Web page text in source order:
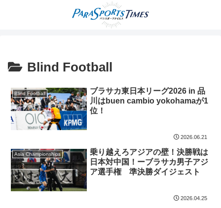
Blind Football
Blind Football
ブラサカ東日本リーグ2026 in 品
川はbuen cambio yokohamaが1
位！
2026.06.21
Asia Championships
乗り越えろアジアの壁！決勝戦は
日本対中国！ーブラサカ男子アジ
ア選手権 準決勝ダイジェスト
2026.04.25